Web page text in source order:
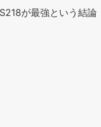
が最強という結論